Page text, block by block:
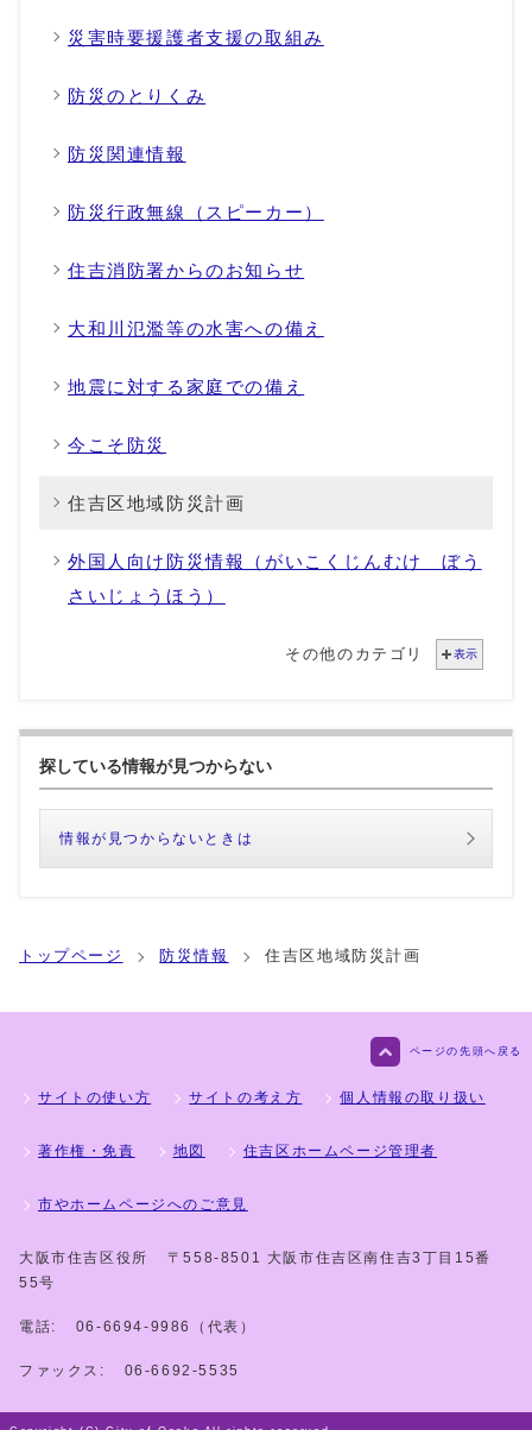
災害時要援護者支援の取組み
防災のとりくみ
防災関連情報
防災行政無線（スピーカー）
住吉消防署からのお知らせ
大和川氾濫等の水害への備え
地震に対する家庭での備え
今こそ防災
住吉区地域防災計画
外国人向け防災情報（がいこくじんむけ ぼう
さいじょうほう）
その他のカテゴリ 表示
探している情報が見つからない
情報が見つからないときは
トップページ 防災情報 住吉区地域防災計画
ページの先頭へ戻る
サイトの使い方 サイトの考え方 個人情報の取り扱い
著作権・免責 地図 住吉区ホームページ管理者
市やホームページへのご意見
大阪市住吉区役所
〒558-8501 大阪市住吉区南住吉3丁目15番
55号
電話: 06-6694-9986（代表）
ファックス: 06-6692-5535